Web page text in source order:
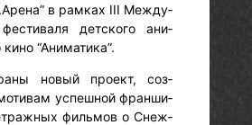
в рам­ках III Меж­ду­
дет­ско­го ани­
“Ани­мати­ка”.
но­вый про­ект, соз­
ус­пешной фран­ши­
филь­мов о Снеж­